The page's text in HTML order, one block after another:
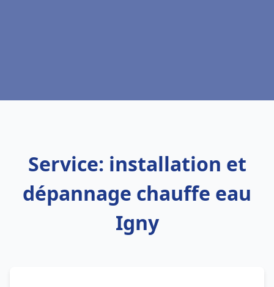
Service: installation et
dépannage chauffe eau
Igny